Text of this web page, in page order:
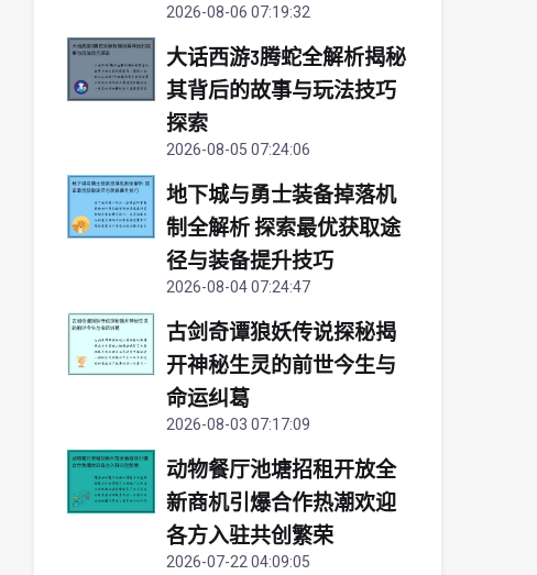
2026-08-06 07:19:32
大话西游3腾蛇全解析揭秘
其背后的故事与玩法技巧
探索
2026-08-05 07:24:06
地下城与勇士装备掉落机
制全解析 探索最优获取途
径与装备提升技巧
2026-08-04 07:24:47
古剑奇谭狼妖传说探秘揭
开神秘生灵的前世今生与
命运纠葛
2026-08-03 07:17:09
动物餐厅池塘招租开放全
新商机引爆合作热潮欢迎
各方入驻共创繁荣
2026-07-22 04:09:05